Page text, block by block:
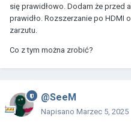
się prawidłowo. Dodam że przed
prawidło. Rozszerzanie po HDMI
zarzutu.
Co z tym można zrobić?
@SeeM
Napisano Marzec 5, 2025